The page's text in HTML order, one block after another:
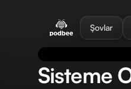
Şovlar
Sisteme